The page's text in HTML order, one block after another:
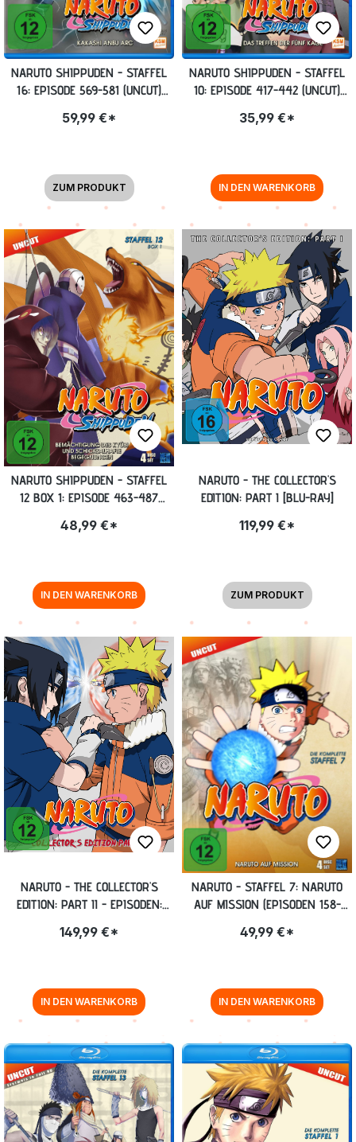
NARUTO SHIPPUDEN - STAFFEL
16: EPISODE 569-581 (UNCUT)
59,99 €*
ZUM PRODUKT
NARUTO SHIPPUDEN - STAFFEL
10: EPISODE 417-442 (UNCUT)
35,99 €*
IN DEN WARENKORB
NARUTO SHIPPUDEN - STAFFEL
12 BOX 1: EPISODE 463-487
48,99 €*
IN DEN WARENKORB
NARUTO - THE COLLECTOR'S
EDITION: PART I [BLU-RAY]
119,99 €*
ZUM PRODUKT
NARUTO - THE COLLECTOR'S
EDITION: PART II - EPISODEN:
149,99 €*
IN DEN WARENKORB
NARUTO - STAFFEL 7: NARUTO
AUF MISSION (EPISODEN 158-
49,99 €*
IN DEN WARENKORB